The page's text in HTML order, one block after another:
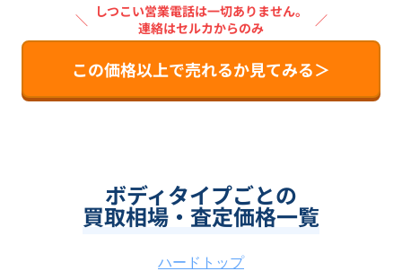
＼
しつこい営業電話は一切ありません。
連絡はセルカからのみ
／
この価格以上で売れるか見てみる＞
ボディタイプごとの
買取相場・査定価格一覧
ハードトップ